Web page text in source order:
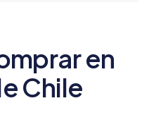
en
Chile